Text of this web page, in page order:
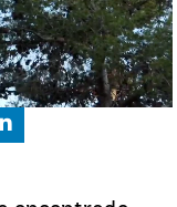
Linkedin